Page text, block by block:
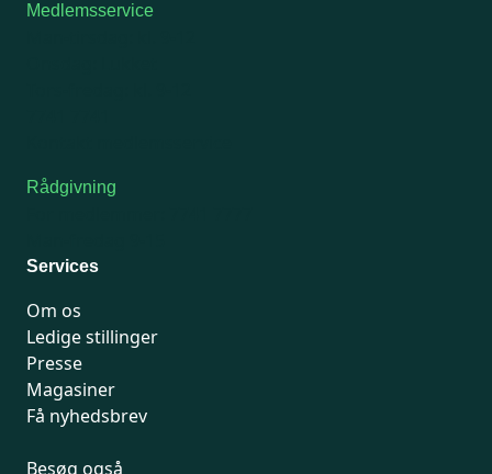
Medlemsservice
Rådgivning
Services
Om os
Ledige stillinger
Presse
Magasiner
Få nyhedsbrev
Besøg også